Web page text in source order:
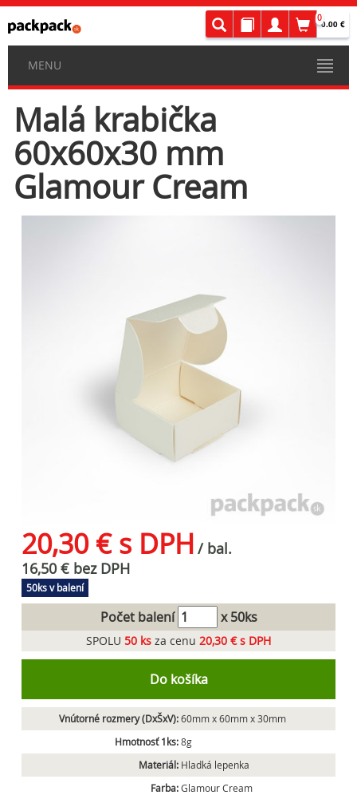
0
0.00 €
MENU
Malá krabička
60x60x30 mm
Glamour Cream
20,30 € s DPH / bal.
16,50 € bez DPH
50ks v balení
Počet balení x 50ks
SPOLU 50 ks za cenu 20,30 € s DPH
Do košíka
Vnútorné rozmery (DxŠxV):60mm x 60mm x 30mm
Hmotnosť 1ks:8g
Materiál: Hladká lepenka
Farba:Glamour Cream